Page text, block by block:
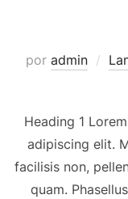
por admin
Heading 1
adipiscing elit.
facilisis non,
quam.